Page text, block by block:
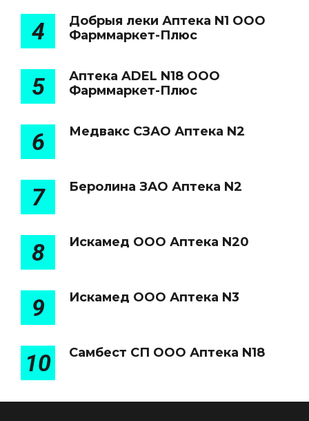
4
Добрыя леки Аптека N1 ООО
Фарммаркет-Плюс
5
Аптека ADEL N18 ООО
Фарммаркет-Плюс
6 Медвакс СЗАО Аптека N2
7 Беролина ЗАО Аптека N2
8 Искамед ООО Аптека N20
9 Искамед ООО Аптека N3
10 Самбест СП ООО Аптека N18